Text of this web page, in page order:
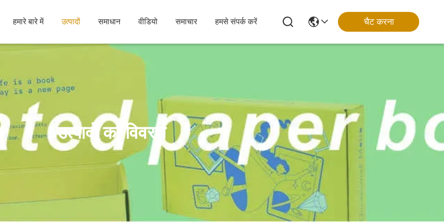
हमारे बारे में उत्पादों समाधान वीडियो समाचार हमसे संपर्क करें चैट करना
उत्पादों का विवरण